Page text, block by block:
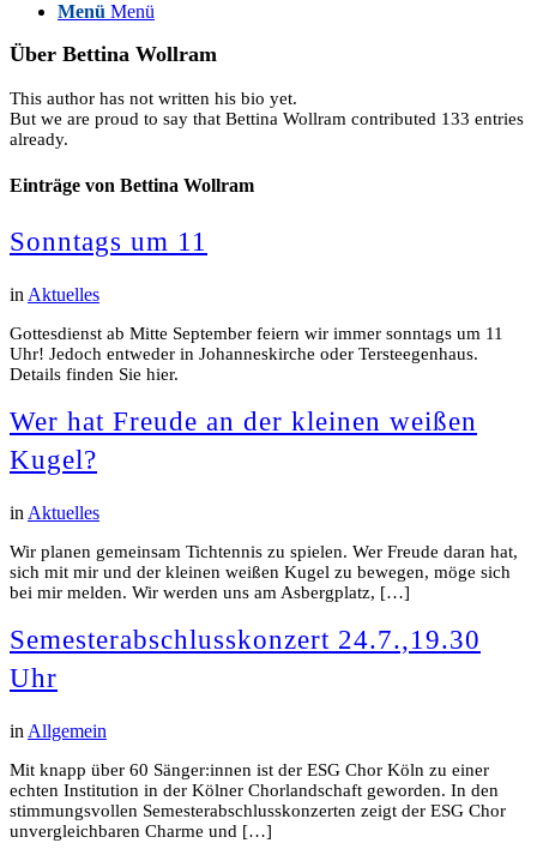
Menü Menü
Über Bettina Wollram
This author has not written his bio yet.
But we are proud to say that Bettina Wollram contributed 133 entries
already.
Einträge von Bettina Wollram
Sonntags um 11
in Aktuelles
Gottesdienst ab Mitte September feiern wir immer sonntags um 11
Uhr! Jedoch entweder in Johanneskirche oder Tersteegenhaus.
Details finden Sie hier.
Wer hat Freude an der kleinen weißen
Kugel?
in Aktuelles
Wir planen gemeinsam Tichtennis zu spielen. Wer Freude daran hat,
sich mit mir und der kleinen weißen Kugel zu bewegen, möge sich
bei mir melden. Wir werden uns am Asbergplatz, […]
Semesterabschlusskonzert 24.7.,19.30
Uhr
in Allgemein
Mit knapp über 60 Sänger:innen ist der ESG Chor Köln zu einer
echten Institution in der Kölner Chorlandschaft geworden. In den
stimmungsvollen Semesterabschlusskonzerten zeigt der ESG Chor
unvergleichbaren Charme und […]